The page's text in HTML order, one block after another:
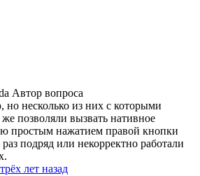
Автор вопроса
несколько из них с которыми
же позволяли вызвать нативное
простым нажатием правой кнопки
подряд или некорректно работали
лет назад